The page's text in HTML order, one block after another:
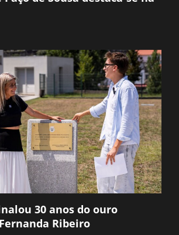
30 anos do ouro
Ribeiro